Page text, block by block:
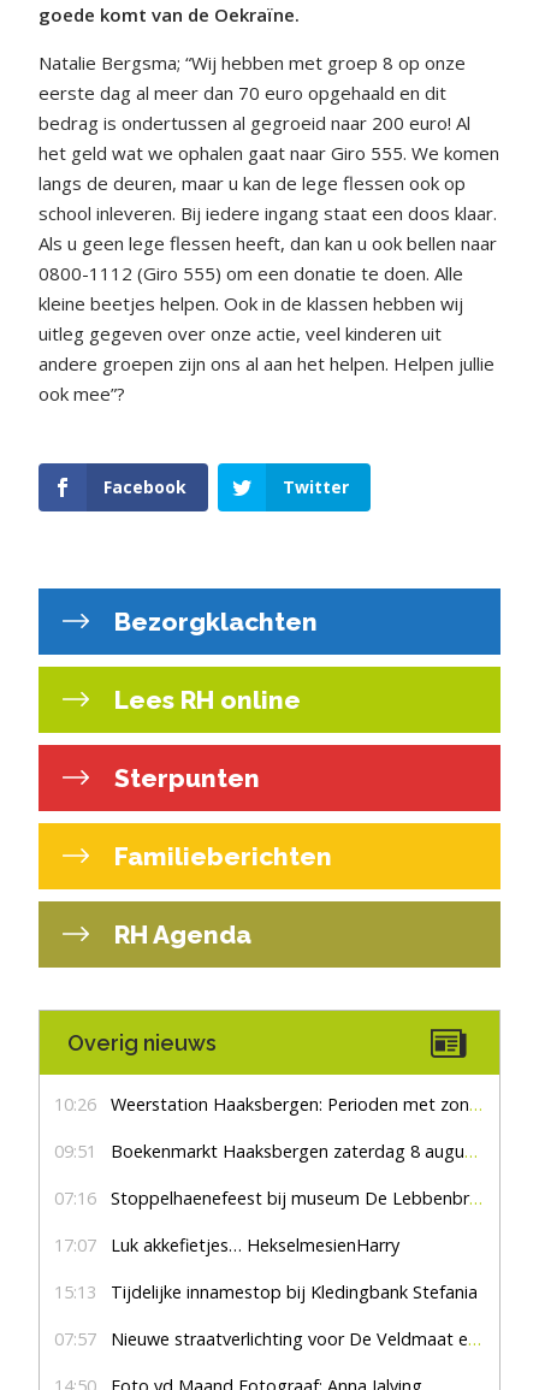
goede komt van de Oekraïne.
Natalie Bergsma; “Wij hebben met groep 8 op onze
eerste dag al meer dan 70 euro opgehaald en dit
bedrag is ondertussen al gegroeid naar 200 euro! Al
het geld wat we ophalen gaat naar Giro 555. We komen
langs de deuren, maar u kan de lege flessen ook op
school inleveren. Bij iedere ingang staat een doos klaar.
Als u geen lege flessen heeft, dan kan u ook bellen naar
0800-1112 (Giro 555) om een donatie te doen. Alle
kleine beetjes helpen. Ook in de klassen hebben wij
uitleg gegeven over onze actie, veel kinderen uit
andere groepen zijn ons al aan het helpen. Helpen jullie
ook mee”?
Facebook Twitter
Bezorgklachten
Lees RH online
Sterpunten
Familieberichten
RH Agenda
Overig nieuws
10:26 Weerstation Haaksbergen: Perioden met zon en droog
09:51 Boekenmarkt Haaksbergen zaterdag 8 augustus, marktplein Haaksbergen
07:16 Stoppelhaenefeest bij museum De Lebbenbrugge
17:07 Luk akkefietjes… HekselmesienHarry
15:13 Tijdelijke innamestop bij Kledingbank Stefania
07:57 Nieuwe straatverlichting voor De Veldmaat en De Pas